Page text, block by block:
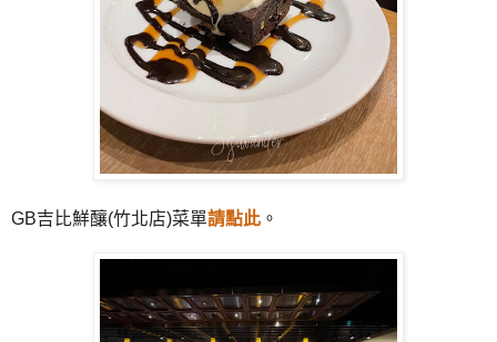
GB吉比鮮釀(竹北店)菜單請點此 。